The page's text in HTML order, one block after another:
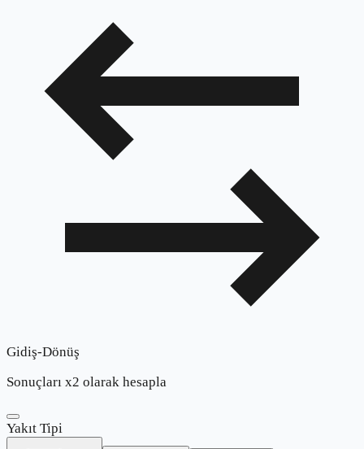
Gidiş-Dönüş
Sonuçları x2 olarak hesapla
Yakıt Tipi